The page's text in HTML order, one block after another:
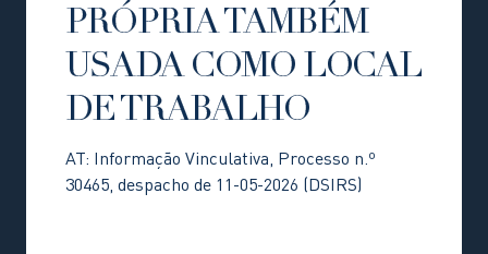
PRÓPRIA TAMBÉM
USADA COMO LOCAL
DE TRABALHO
AT: Informação Vinculativa, Processo n.º
30465, despacho de 11-05-2026 (DSIRS)